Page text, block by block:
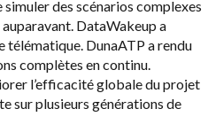
des scénarios complexes
DataWakeup a
télématique. DunaATP a rendu
complètes en continu.
l’efficacité globale du projet
sur plusieurs générations de